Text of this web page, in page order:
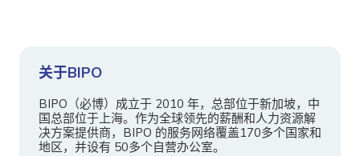
关于BIPO
BIPO（必博）成立于 2010 年，总部位于新加坡，中
国总部位于上海。作为全球领先的薪酬和人力资源解
决方案提供商，BIPO 的服务网络覆盖170多个国家和
地区，并设有 50多个自营办公室。